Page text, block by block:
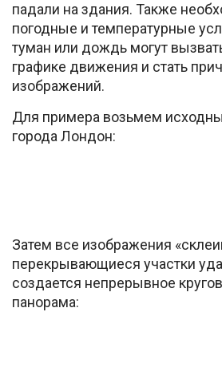
падали на здания. Также
погодные и температурные
туман или дождь могут
графике движения и стать
изображений.
Для примера возьмем
города Лондон:
Затем все изображения
перекрывающиеся участки
создается непрерывное
панорама: